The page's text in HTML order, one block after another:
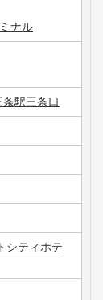
ナル
条駅三条口
シティホテ